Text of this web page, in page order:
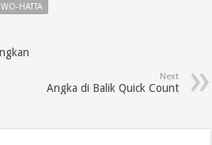
HATTA
Next
Angka di Balik Quick Count